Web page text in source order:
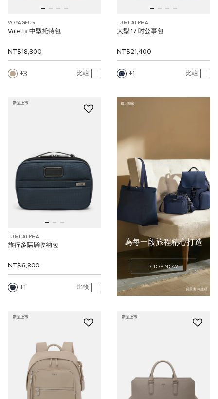
VOYAGEUR
Valetta 中型托特包
NT$18,800
3 比較
TUMI ALPHA
大型 17 吋公事包
NT$21,400
1 比較
新品上市
TUMI ALPHA
旅行多隔層收納包
NT$6,800
1 比較
線上獨家
為每一段旅程精心打造
SHOP NOW
背景由 AI 生成
新品上市 新品上市